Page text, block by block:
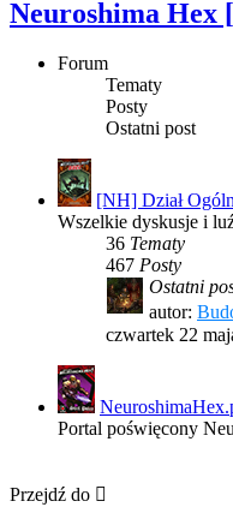
Neuroshima Hex
Forum
Tematy
Posty
Ostatni post
[NH] Dział
Wszelkie dyskusje i
36 Tematy
467 Posty
Ostatni
autor:
czwartek 22
Portal poświęcony
Przejdź do